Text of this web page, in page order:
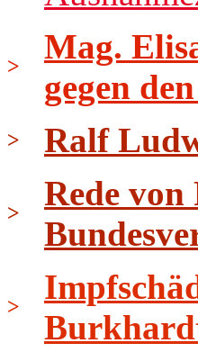
>
Mag.
gegen
> Ralf
>
Rede
>